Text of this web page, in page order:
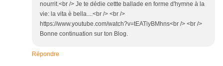
nourrit.<br /> Je te dédie cettte ballade en forme d'hymne à la
vie: la vita è bella....<br /> <br />
https://www.youtube.com/watch?v=tEATiyBMhns<br /> <br />
Bonne continuation sur ton Blog.
Répondre